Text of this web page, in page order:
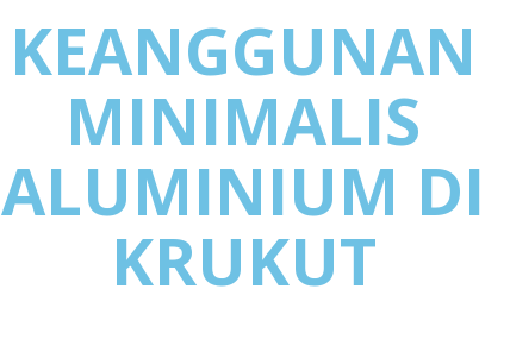
KEANGGUNAN
MINIMALIS
ALUMINIUM DI
KRUKUT